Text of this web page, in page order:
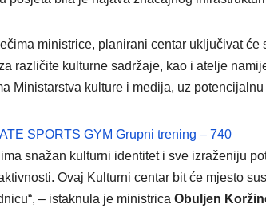
ministrice, planirani centar uključivat
različite kulturne sadržaje, kao i atelje
Ministarstva kulture i medija, uz
ima snažan kulturni identitet i sve izraženiju
Ovaj Kulturni centar bit će mjesto
– istaknula je ministrica Obuljen